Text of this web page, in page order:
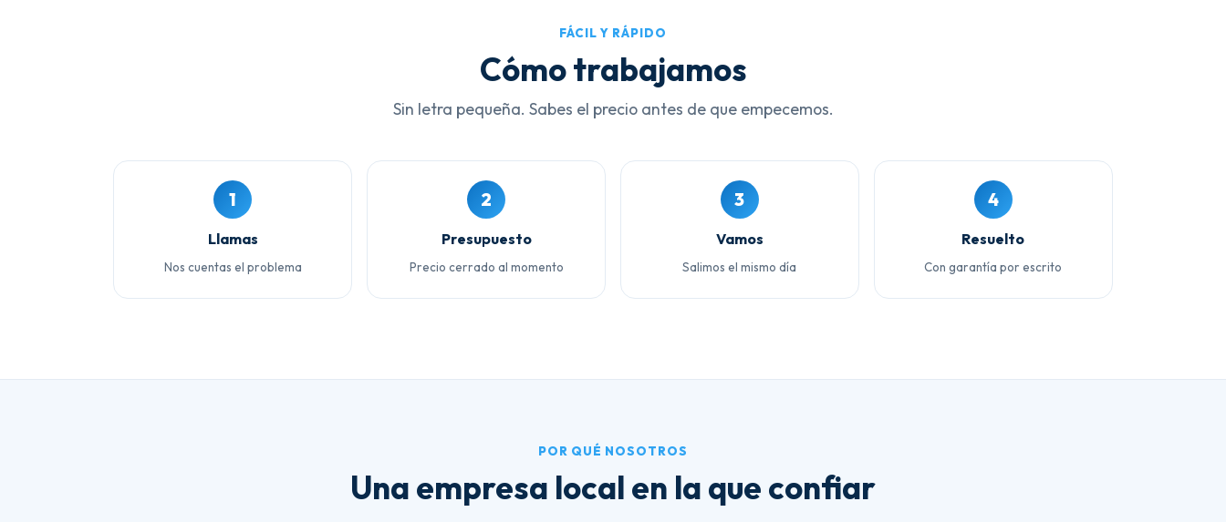
FÁCIL Y RÁPIDO
Cómo trabajamos
Sin letra pequeña. Sabes el precio antes de que empecemos.
1
Llamas
Nos cuentas el problema
2
Presupuesto
Precio cerrado al momento
3
Vamos
Salimos el mismo día
4
Resuelto
Con garantía por escrito
POR QUÉ NOSOTROS
Una empresa local en la que confiar